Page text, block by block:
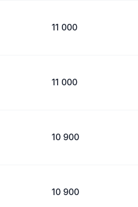
11 000
11 000
10 900
10 900